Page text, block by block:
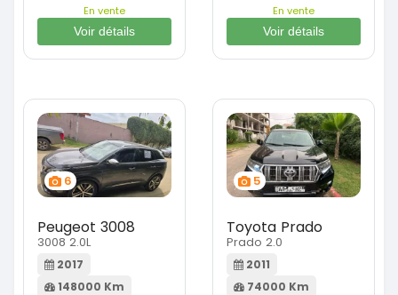
En vente
Voir détails
En vente
Voir détails
6
Peugeot 3008
3008 2.0L
2017
148000 Km
5
Toyota Prado
Prado 2.0
2011
74000 Km